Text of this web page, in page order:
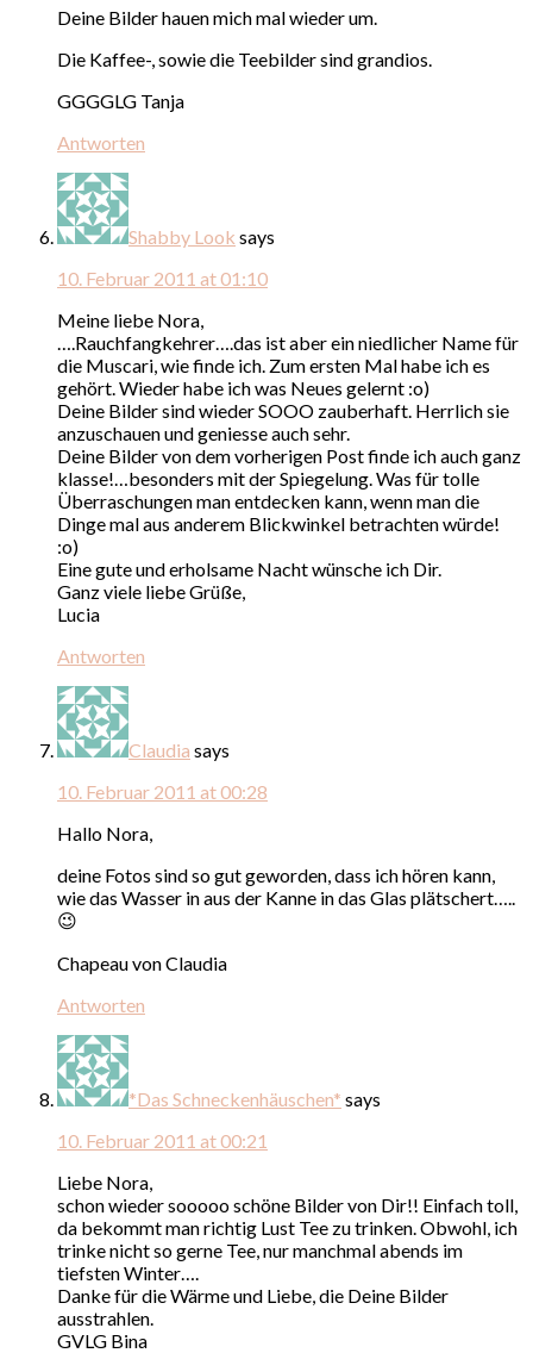
Deine Bilder hauen mich mal wieder um.
Die Kaffee-, sowie die Teebilder sind grandios.
GGGGLG Tanja
Antworten
Shabby Look says
10. Februar 2011 at 01:10
Meine liebe Nora,
….Rauchfangkehrer….das ist aber ein niedlicher Name für
die Muscari, wie finde ich. Zum ersten Mal habe ich es
gehört. Wieder habe ich was Neues gelernt :o)
Deine Bilder sind wieder SOOO zauberhaft. Herrlich sie
anzuschauen und geniesse auch sehr.
Deine Bilder von dem vorherigen Post finde ich auch ganz
klasse!…besonders mit der Spiegelung. Was für tolle
Überraschungen man entdecken kann, wenn man die
Dinge mal aus anderem Blickwinkel betrachten würde!
:o)
Eine gute und erholsame Nacht wünsche ich Dir.
Ganz viele liebe Grüße,
Lucia
Antworten
Claudia says
10. Februar 2011 at 00:28
Hallo Nora,
deine Fotos sind so gut geworden, dass ich hören kann,
wie das Wasser in aus der Kanne in das Glas plätschert…..
😉
Chapeau von Claudia
Antworten
*Das Schneckenhäuschen* says
10. Februar 2011 at 00:21
Liebe Nora,
schon wieder sooooo schöne Bilder von Dir!! Einfach toll,
da bekommt man richtig Lust Tee zu trinken. Obwohl, ich
trinke nicht so gerne Tee, nur manchmal abends im
tiefsten Winter….
Danke für die Wärme und Liebe, die Deine Bilder
ausstrahlen.
GVLG Bina